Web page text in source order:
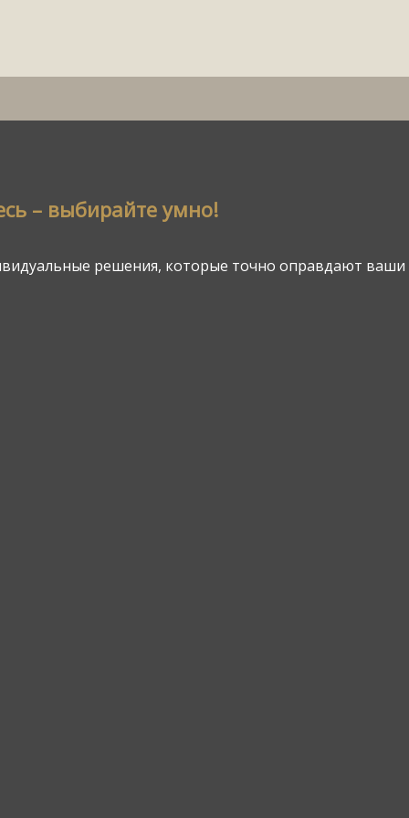
– выбирайте умно!
решения, которые точно оправдают